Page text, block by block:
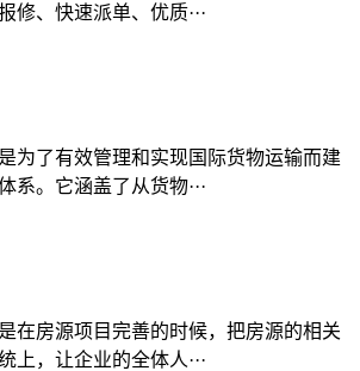
修、快速派单、优质···
为了有效管理和实现国际货物运输而建
系。它涵盖了从货物···
在房源项目完善的时候，把房源的相关
上，让企业的全体人···